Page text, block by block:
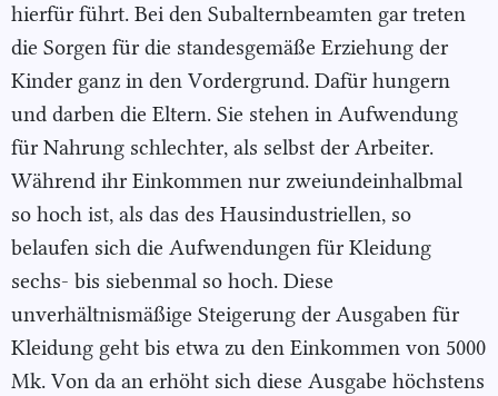
hierfür führt. Bei den Subalternbeamten gar treten
die Sorgen für die standesgemäße Erziehung der
Kinder ganz in den Vordergrund. Dafür hungern
und darben die Eltern. Sie stehen in Aufwendung
für Nahrung schlechter, als selbst der Arbeiter.
Während ihr Einkommen nur zweiundeinhalbmal
so hoch ist, als das des Hausindustriellen, so
belaufen sich die Aufwendungen für Kleidung
sechs- bis siebenmal so hoch. Diese
unverhältnismäßige Steigerung der Ausgaben für
Kleidung geht bis etwa zu den Einkommen von 5000
Mk. Von da an erhöht sich diese Ausgabe höchstens